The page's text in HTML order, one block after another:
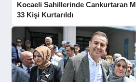
Kocaeli Sahillerinde Cankurtaran
33 Kişi Kurtarıldı